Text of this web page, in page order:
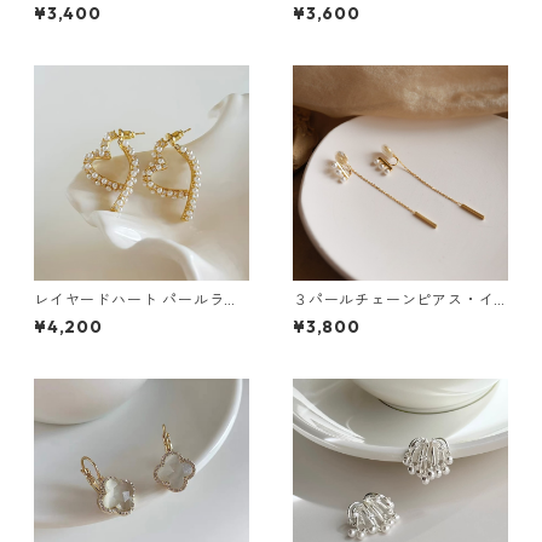
ス・イヤリング：87
¥3,400 ス：675
¥3,600
レイヤードハート パールライ
ンピアス：672
¥4,200
３パールチェーンピアス・イ
ヤリング：198
¥3,800